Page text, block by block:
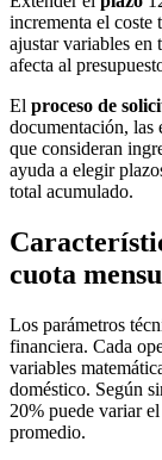
incrementa el coste
ajustar variables en
afecta al
El proceso de
documentación, las
que consideran
ayuda a elegir
total acumulado.
cuota
Los parámetros
financiera. Cada
variables
doméstico. Según
20% puede variar el
promedio.